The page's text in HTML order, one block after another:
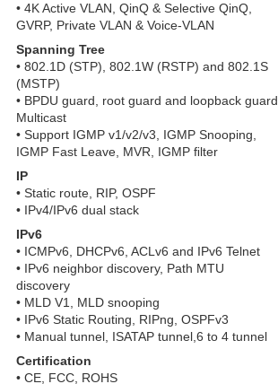
• 4K Active VLAN, QinQ & Selective QinQ,
GVRP, Private VLAN & Voice-VLAN
Spanning Tree
• 802.1D (STP), 802.1W (RSTP) and 802.1S
(MSTP)
• BPDU guard, root guard and loopback guard
Multicast
• Support IGMP v1/v2/v3, IGMP Snooping,
IGMP Fast Leave, MVR, IGMP ﬁlter
IP
• Static route, RIP, OSPF
• IPv4/IPv6 dual stack
IPv6
• ICMPv6, DHCPv6, ACLv6 and IPv6 Telnet
• IPv6 neighbor discovery, Path MTU
discovery
• MLD V1, MLD snooping
• IPv6 Static Routing, RIPng, OSPFv3
• Manual tunnel, ISATAP tunnel,6 to 4 tunnel
Certification
• CE, FCC, ROHS